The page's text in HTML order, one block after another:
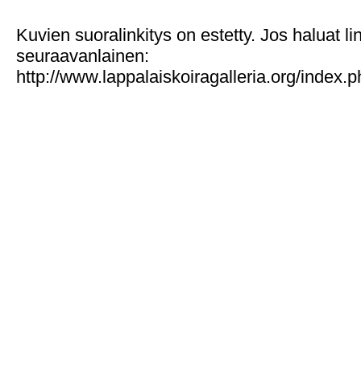
Kuvien suoralinkitys on estetty. Jos haluat
seuraavanlainen:
http://www.lappalaiskoiragalleria.org/